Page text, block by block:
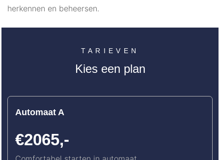
herkennen en beheersen.
TARIEVEN
Kies een plan
Automaat A
€2065,-